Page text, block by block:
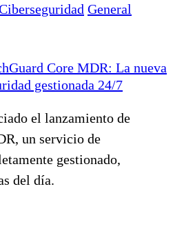
General
Core MDR: La nueva
gestionada 24/7
el lanzamiento de
un servicio de
gestionado,
del día.